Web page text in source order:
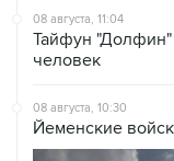
08 августа, 11:04
Тайфун "Долфин"
человек
08 августа, 10:30
Йеменские